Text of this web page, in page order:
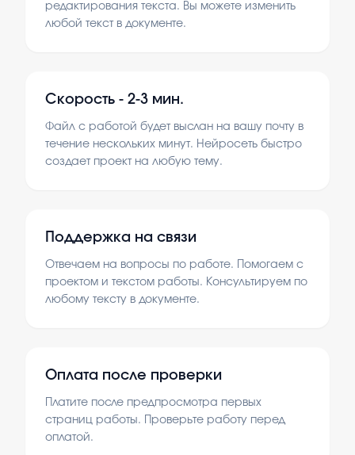
редактирования текста. Вы можете изменить
любой текст в документе.
Скорость - 2-3 мин.
Файл с работой будет выслан на вашу почту в
течение нескольких минут. Нейросеть быстро
создает проект на любую тему.
Поддержка на связи
Отвечаем на вопросы по работе. Помогаем с
проектом и текстом работы. Консультируем по
любому тексту в документе.
Оплата после проверки
Платите после предпросмотра первых
страниц работы. Проверьте работу перед
оплатой.